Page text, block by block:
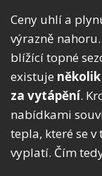
Ceny uhlí a
výrazně nahoru.
blížící topné
existuje
za vytápění.
nabídkami
tepla, které se
vyplatí. Čím